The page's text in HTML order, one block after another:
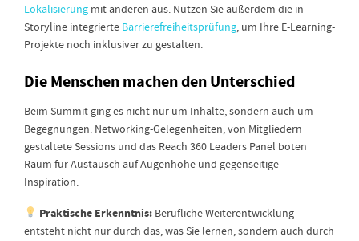
Lokalisierung mit anderen aus. Nutzen Sie außerdem die in
Storyline integrierte Barrierefreiheitsprüfung, um Ihre E-Learning-
Projekte noch inklusiver zu gestalten.
Die Menschen machen den Unterschied
Beim Summit ging es nicht nur um Inhalte, sondern auch um
Begegnungen. Networking-Gelegenheiten, von Mitgliedern
gestaltete Sessions und das Reach 360 Leaders Panel boten
Raum für Austausch auf Augenhöhe und gegenseitige
Inspiration.
Praktische Erkenntnis:Berufliche Weiterentwicklung
entsteht nicht nur durch das, was Sie lernen, sondern auch durch